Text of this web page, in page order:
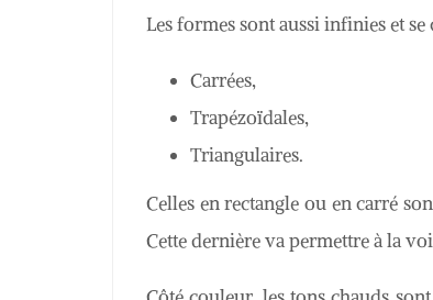
Les formes sont aussi infinies et
Carrées,
Trapézoïdales,
Triangulaires.
Celles en rectangle ou en carré
Cette dernière va permettre à la